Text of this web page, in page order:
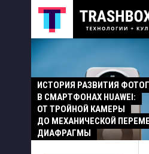
ИСТОРИЯ РАЗВИТИЯ
В СМАРТФОНАХ HUAWEI:
ОТ ТРОЙНОЙ КАМЕРЫ
ДО МЕХАНИЧЕСКОЙ
ДИАФРАГМЫ